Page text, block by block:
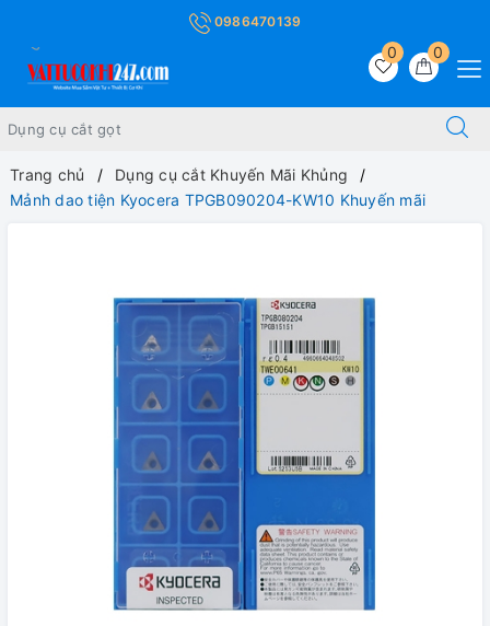
0986470139
0
0
Trang chủ
Dụng cụ cắt Khuyến Mãi Khủng
Mảnh dao tiện Kyocera TPGB090204-KW10 Khuyến mãi